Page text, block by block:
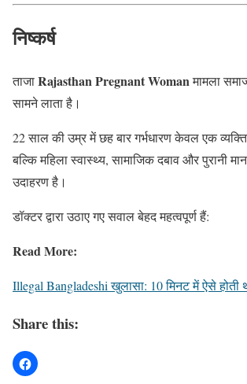
निष्कर्ष
ताजाRajasthan Pregnant Womanमामला
सामने लाता है।
22 साल की उम्र में छह बार गर्भधारण केवल एक
बल्कि महिला स्वास्थ्य, सामाजिक दबाव और पुरानी
उदाहरण है।
डॉक्टर द्वारा उठाए गए सवाल बेहद महत्वपूर्ण हैं:
Read More:
Illegal Bangladeshi खुलासा: 10 मिनट में ऐसे होती
Share this: